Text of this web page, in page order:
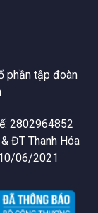
phần tập đoàn
2802964852
ĐT Thanh Hóa
06/2021